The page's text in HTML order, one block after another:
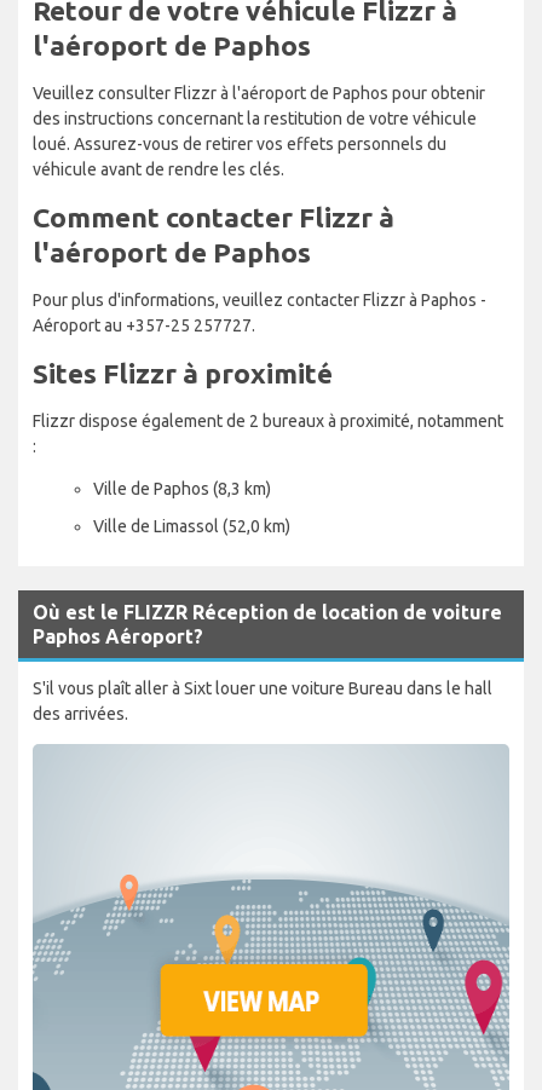
Retour de votre véhicule Flizzr à
l'aéroport de Paphos
Veuillez consulter Flizzr à l'aéroport de Paphos pour obtenir
des instructions concernant la restitution de votre véhicule
loué. Assurez-vous de retirer vos effets personnels du
véhicule avant de rendre les clés.
Comment contacter Flizzr à
l'aéroport de Paphos
Pour plus d'informations, veuillez contacter Flizzr à Paphos -
Aéroport au +357-25 257727.
Sites Flizzr à proximité
Flizzr dispose également de 2 bureaux à proximité, notamment
:
Ville de Paphos (8,3 km)
Ville de Limassol (52,0 km)
Où est le FLIZZR Réception de location de voiture
Paphos Aéroport?
S'il vous plaît aller à Sixt louer une voiture Bureau dans le hall
des arrivées.